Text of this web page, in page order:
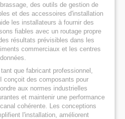
des outils de gestion de
et des accessoires d'installation
les installateurs à fournir des
fiables avec un routage propre
résultats prévisibles dans les
commerciaux et les centres
tant que fabricant professionnel,
conçoit des composants pour
aux normes industrielles
et maintenir une performance
cohérente. Les conceptions
l'installation, améliorent